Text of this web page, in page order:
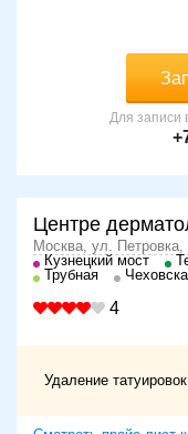
Для записи
Центре
Москва, ул.
Кузнецкий мост
Трубная
4
Удаление татуировок